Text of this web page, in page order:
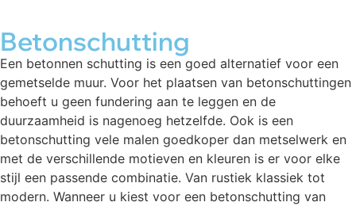
Betonschutting
Een betonnen schutting is een goed alternatief voor een
gemetselde muur. Voor het plaatsen van betonschuttingen
behoeft u geen fundering aan te leggen en de
duurzaamheid is nagenoeg hetzelfde. Ook is een
betonschutting vele malen goedkoper dan metselwerk en
met de verschillende motieven en kleuren is er voor elke
stijl een passende combinatie. Van rustiek klassiek tot
modern. Wanneer u kiest voor een betonschutting van